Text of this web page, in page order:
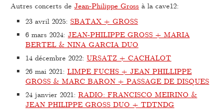
Autres concerts deJean-Philippe Gross à la cave12:
23 avril 2025:SBATAX + GROSS
6 mars 2024:JEAN-PHILIPPE GROSS + MARIA
BERTEL & NINA GARCIA DUO
14 décembre 2022:URSATZ + CACHALOT
26 mai 2021:LIMPE FUCHS + JEAN PHILLIPPE
GROSS & MARC BARON + PASSAGE DE DISQUES
24 janvier 2021:RADIO: FRANCISCO MEIRINO &
JEAN PHILIPPE GROSS DUO + TDTNDG